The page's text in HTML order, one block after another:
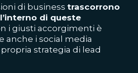
di business trascorrono
di queste
i giusti accorgimenti è
anche i social media
strategia di lead